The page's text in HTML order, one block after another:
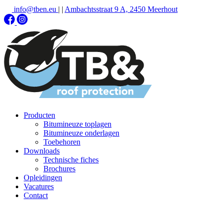
info@tben.eu | | Ambachtsstraat 9 A, 2450 Meerhout
Producten
Bitumineuze toplagen
Bitumineuze onderlagen
Toebehoren
Downloads
Technische fiches
Brochures
Opleidingen
Vacatures
Contact